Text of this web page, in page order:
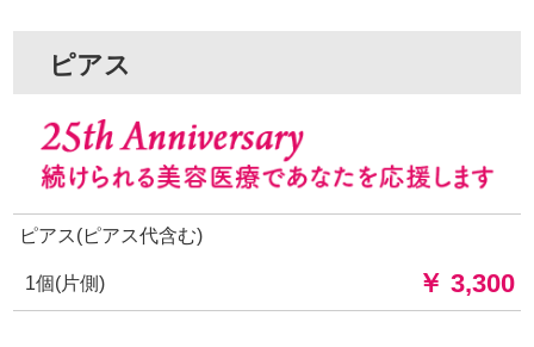
ピアス
ピアス(ピアス代含む)
1個(片側) ￥ 3,300